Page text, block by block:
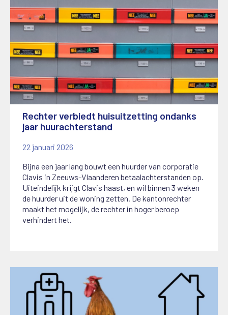
Rechter verbiedt huisuitzetting ondanks
jaar huurachterstand
22 januari 2026
Bijna een jaar lang bouwt een huurder van corporatie
Clavis in Zeeuws-Vlaanderen betaalachterstanden op.
Uiteindelijk krijgt Clavis haast, en wil binnen 3 weken
de huurder uit de woning zetten. De kantonrechter
maakt het mogelijk, de rechter in hoger beroep
verhindert het.